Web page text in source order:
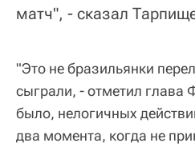
матч", - сказал
"Это не бразильянки
сыграли, - отметил
было, нелогичных
два момента, когда не